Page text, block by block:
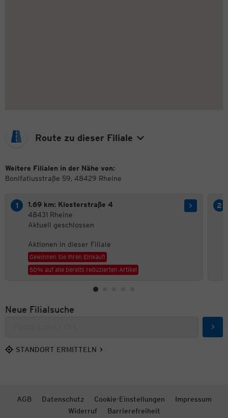
Route zu dieser Filiale
Weitere Filialen in der Nähe von:
Bonifatiusstraße 59, 48429 Rheine
1.69 km: Klosterstraße 4
48431 Rheine
Aktuell geschlossen
Aktionen in dieser Filiale
Gewinnen Sie Ihren Einkauf!
50% auf alle bereits reduzierten Artikel
Neue Filialsuche
STANDORT ERMITTELN
AGB Datenschutz Cookie-Einstellungen
Impressum
Widerruf
Barrierefreiheit